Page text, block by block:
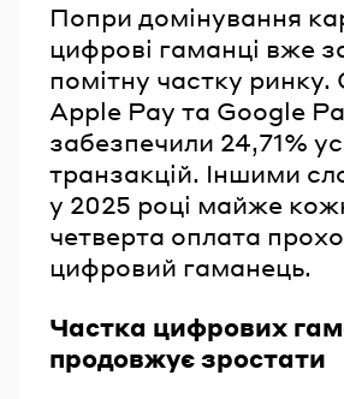
Попри домінування
цифрові гаманці вже
помітну частку ринку.
Apple Pay та Google
забезпечили 24,71%
транзакцій. Іншими
у 2025 році майже
четверта оплата
цифровий гаманець.
Частка цифрових
продовжує зростати